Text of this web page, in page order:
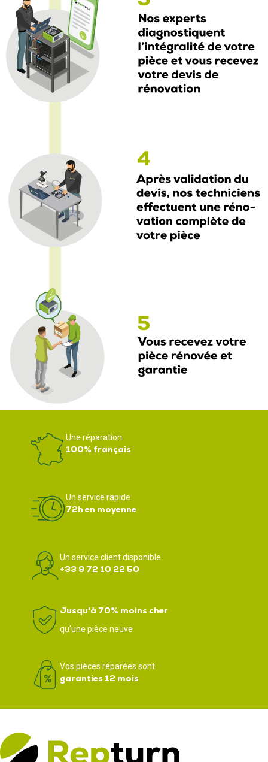
Une réparation
100% français
Un service rapide
72h en moyenne
Un service client disponible
+33 9 72 10 22 50
Jusqu'à 70% moins cher
qu'une pièce neuve
Vos pièces réparées sont
garanties 12 mois